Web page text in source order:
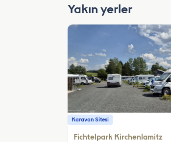
Yakın yerler
Karavan Sitesi
Fichtelpark Kirchenlamitz